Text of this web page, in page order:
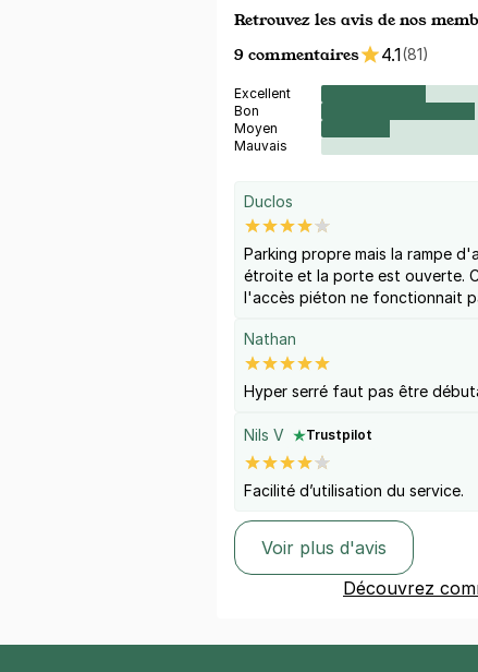
Retrouvez les avis de nos
9 commentaires
4.1(81)
Excellent
Bon
Moyen
Mauvais
Duclos
Parking propre mais la rampe
étroite et la porte est ouverte.
l'accès piéton ne fonctionnait
Nathan
Hyper serré faut pas être
Nils V Trustpilot
Facilité d’utilisation du service.
Voir plus d'avis
Découvrez